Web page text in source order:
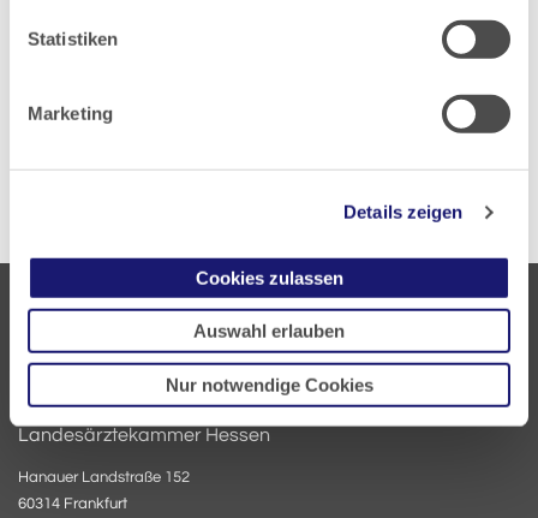
Statistiken
Marketing
Details zeigen
Cookies zulassen
Auswahl erlauben
Nur notwendige Cookies
Landesärztekammer Hessen
Hanauer Landstraße 152
60314 Frankfurt